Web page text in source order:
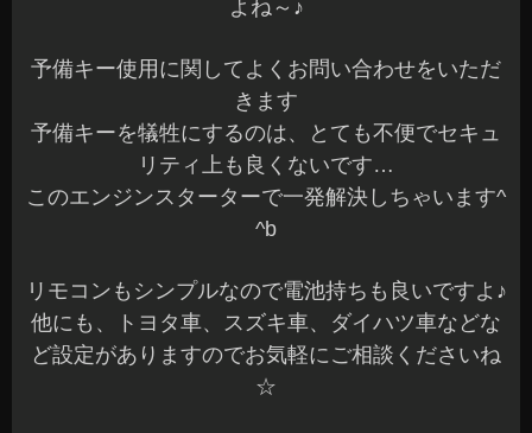
よね～♪
予備キー使用に関してよくお問い合わせをいただ
きます
予備キーを犠牲にするのは、とても不便でセキュ
リティ上も良くないです…
このエンジンスターターで一発解決しちゃいます^
^b
リモコンもシンプルなので電池持ちも良いですよ♪
他にも、トヨタ車、スズキ車、ダイハツ車などな
ど設定がありますのでお気軽にご相談くださいね
☆